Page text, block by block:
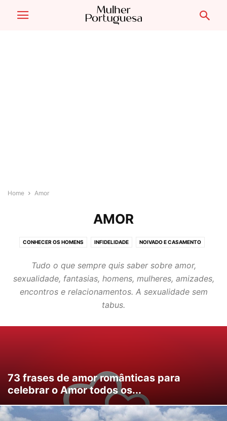
Home Amor
AMOR
CONHECER OS HOMENS INFIDELIDADE NOIVADO E CASAMENTO
SEXUALIDADE
Tudo o que sempre quis saber sobre amor,
sexualidade, fantasias, homens, mulheres, amizades,
encontros e relacionamentos. A sexualidade sem
tabus.
73 frases de amor românticas para
celebrar o Amor todos os...